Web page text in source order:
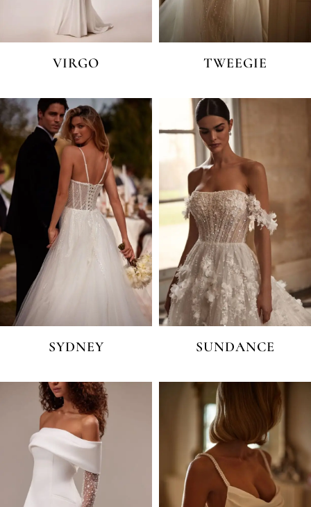
VIRGO TWEEGIE
SYDNEY SUNDANCE